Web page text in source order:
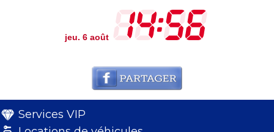
jeu. 6 août
Services VIP